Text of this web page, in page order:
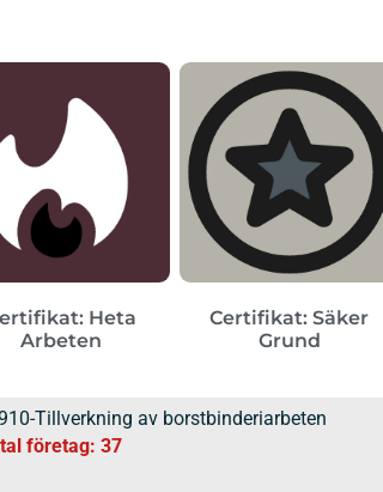
Heta
Arbeten
Certifikat: Säker
Grund
Tillverkning av borstbinderiarbeten
företag: 37